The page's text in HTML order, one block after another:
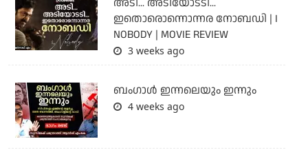
ഇതൊരൊന്നൊന്നര നോബഡി | I
NOBODY | MOVIE REVIEW
3 weeks ago
ബംഗാള്‍ ഇന്നലെയും ഇന്നും
4 weeks ago